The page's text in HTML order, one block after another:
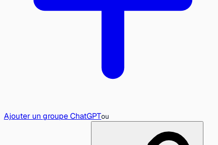
Ajouter un groupe ChatGPTou